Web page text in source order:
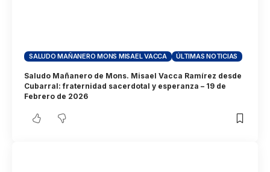
SALUDO MAÑANERO MONS MISAEL VACCA ÚLTIMAS NOTICIAS
Saludo Mañanero de Mons. Misael Vacca Ramírez desde
Cubarral: fraternidad sacerdotal y esperanza – 19 de
Febrero de 2026